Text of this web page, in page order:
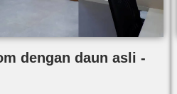
dengan daun asli -